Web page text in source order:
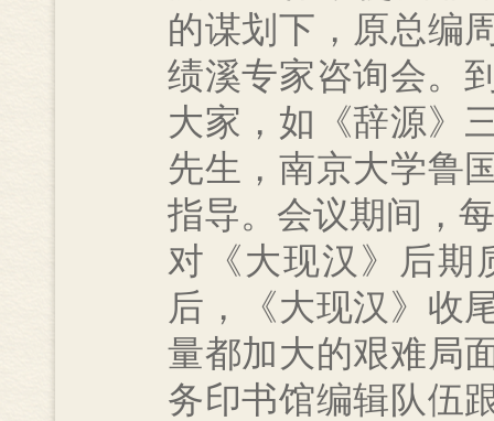
的谋划下，原总编
绩溪专家咨询会。
大家，如《辞源》
先生，南京大学鲁
指导。会议期间，
对《大现汉》后期
后，《大现汉》收
量都加大的艰难局
务印书馆编辑队伍